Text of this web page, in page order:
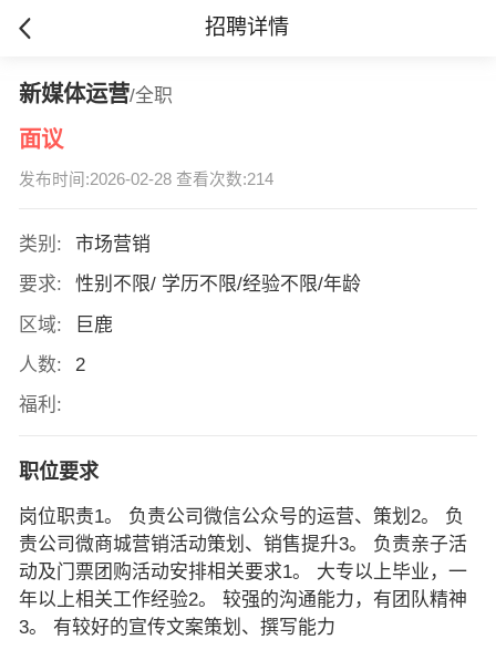
招聘详情
新媒体运营/全职
面议
发布时间:2026-02-28 查看次数:214
类别:
市场营销
要求:
性别不限/ 学历不限/经验不限/年龄
区域:
巨鹿
人数:
2
福利:
职位要求
岗位职责1。 负责公司微信公众号的运营、策划2。 负
责公司微商城营销活动策划、销售提升3。 负责亲子活
动及门票团购活动安排相关要求1。 大专以上毕业，一
年以上相关工作经验2。 较强的沟通能力，有团队精神
3。 有较好的宣传文案策划、撰写能力